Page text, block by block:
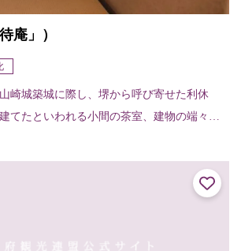
庵」）
崎城築城に際し、堺から呼び寄せた利休
てたといわれる小間の茶室、建物の端々に
て...